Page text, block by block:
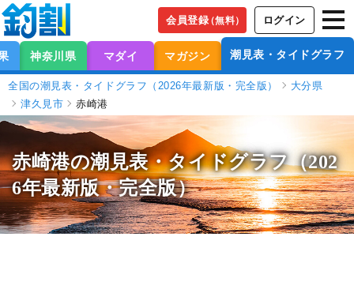
会員登録（無料） ログイン
神奈川県 マダイ マガジン 潮見表・タイドグラフ
全国の潮見表・タイドグラフ（2026年最新版・完全版）
大分県
津久見市
赤崎港
赤崎港の潮見表・タイドグラフ（202
6年最新版・完全版）